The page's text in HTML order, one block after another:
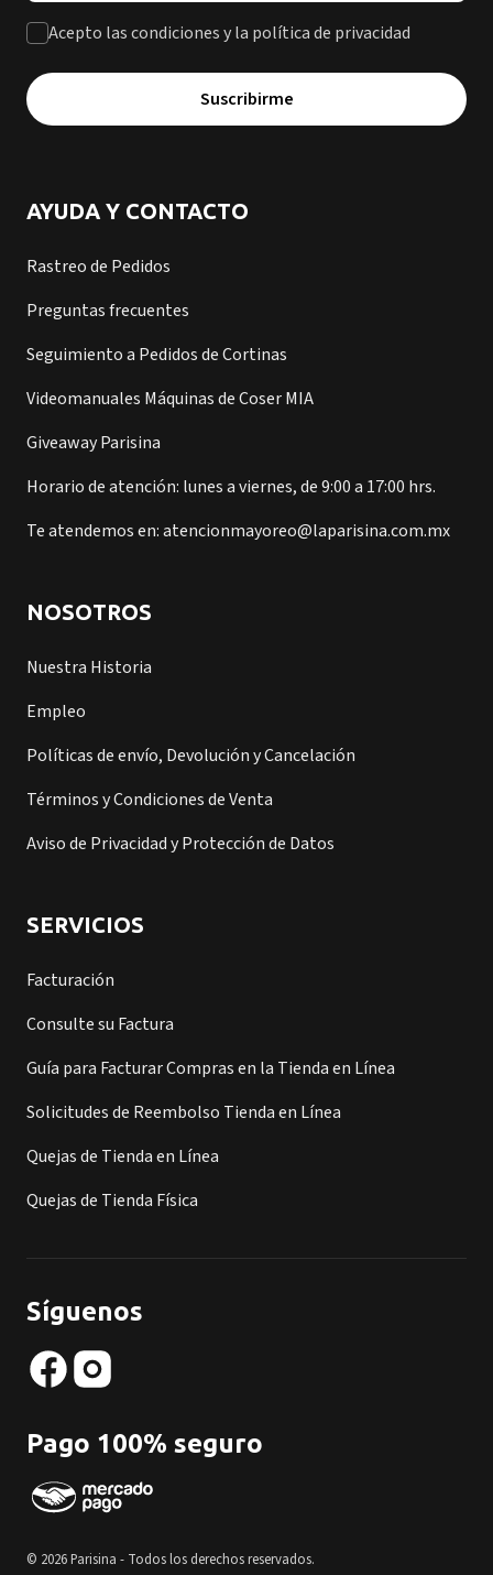
Acepto las condiciones y la política de privacidad
Suscribirme
AYUDA Y CONTACTO
Rastreo de Pedidos
Preguntas frecuentes
Seguimiento a Pedidos de Cortinas
Videomanuales Máquinas de Coser MIA
Giveaway Parisina
Horario de atención: lunes a viernes, de 9:00 a 17:00 hrs.
Te atendemos en: atencionmayoreo@laparisina.com.mx
NOSOTROS
Nuestra Historia
Empleo
Políticas de envío, Devolución y Cancelación
Términos y Condiciones de Venta
Aviso de Privacidad y Protección de Datos
SERVICIOS
Facturación
Consulte su Factura
Guía para Facturar Compras en la Tienda en Línea
Solicitudes de Reembolso Tienda en Línea
Quejas de Tienda en Línea
Quejas de Tienda Física
Síguenos
Pago 100% seguro
© 2026 Parisina - Todos los derechos reservados.